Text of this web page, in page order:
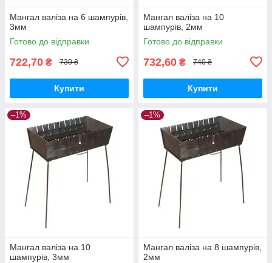
Мангал валіза на 6 шампурів,
3мм
Готово до відправки
722,70 ₴ 730 ₴
Купити
Мангал валіза на 10
шампурів, 2мм
Готово до відправки
732,60 ₴ 740 ₴
Купити
–1%
Мангал валіза на 10
шампурів, 3мм
–1%
Мангал валіза на 8 шампурів,
2мм